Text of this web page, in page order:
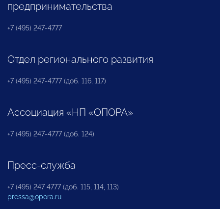
предпринимательства
+7 (495) 247-4777
Отдел регионального развития
+7 (495) 247-4777 (доб. 116, 117)
Ассоциация «НП «ОПОРА»
+7 (495) 247-4777 (доб. 124)
Пресс-служба
+7 (495) 247 4777 (доб. 115, 114, 113)
pressa@opora.ru